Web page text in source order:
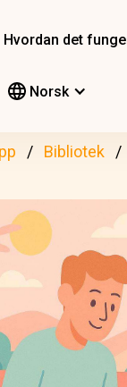
Hvordan det
Norsk
Bibliotek